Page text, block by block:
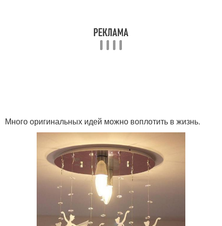
Много оригинальных идей можно воплотить в жизнь.